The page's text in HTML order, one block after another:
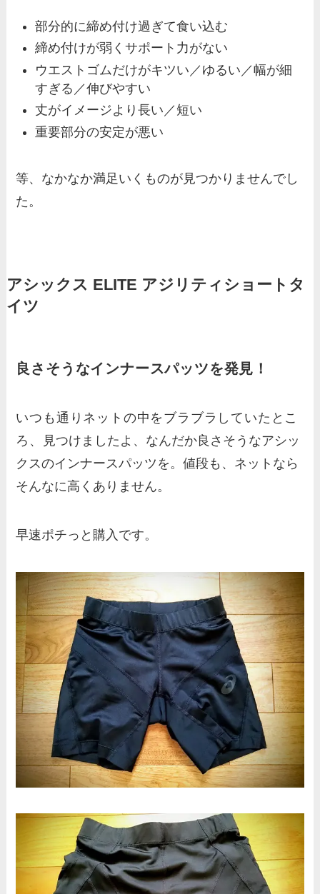
部分的に締め付け過ぎて食い込む
締め付けが弱くサポート力がない
ウエストゴムだけがキツい／ゆるい／幅が細
すぎる／伸びやすい
丈がイメージより長い／短い
重要部分の安定が悪い
等、なかなか満足いくものが見つかりませんでし
た。
アシックス ELITE アジリティショートタ
イツ
良さそうなインナースパッツを発見！
いつも通りネットの中をブラブラしていたとこ
ろ、
見つけましたよ、なんだか良さそうなアシッ
クスのインナースパッツを。値段も、ネットなら
そんなに高くありません。
早速ポチっと購入です。